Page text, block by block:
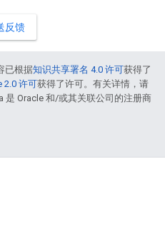
反馈
已根据知识共享署名 4.0 许可获得了
2.0 许可获得了许可。有关详情，请
是 Oracle 和/或其关联公司的注册商